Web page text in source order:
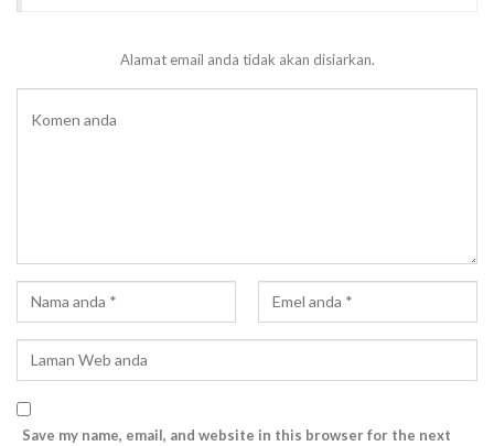
Alamat email anda tidak akan disiarkan.
Save my name, email, and website in this browser for the next